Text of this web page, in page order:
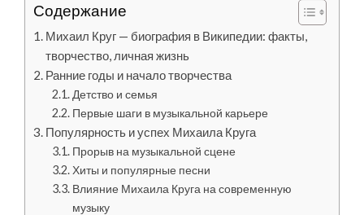
Содержание
Михаил Круг — биография в Википедии: факты,
творчество, личная жизнь
Ранние годы и начало творчества
Детство и семья
Первые шаги в музыкальной карьере
Популярность и успех Михаила Круга
Прорыв на музыкальной сцене
Хиты и популярные песни
Влияние Михаила Круга на современную
музыку